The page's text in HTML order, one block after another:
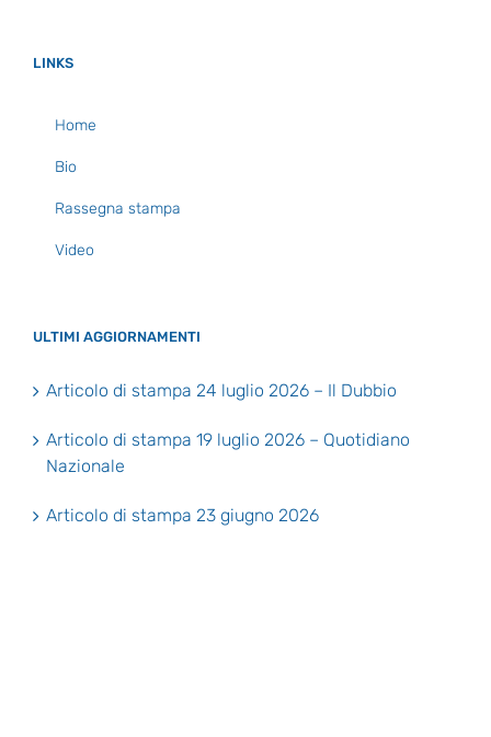
LINKS
Home
Bio
Rassegna stampa
Video
ULTIMI AGGIORNAMENTI
Articolo di stampa 24 luglio 2026 – Il Dubbio
Articolo di stampa 19 luglio 2026 – Quotidiano
Nazionale
Articolo di stampa 23 giugno 2026